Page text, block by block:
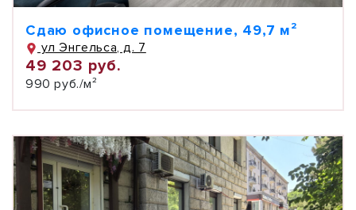
Сдаю офисное помещение, 49,7 м²
ул Энгельса, д. 7
49 203 руб.
990 руб./м²